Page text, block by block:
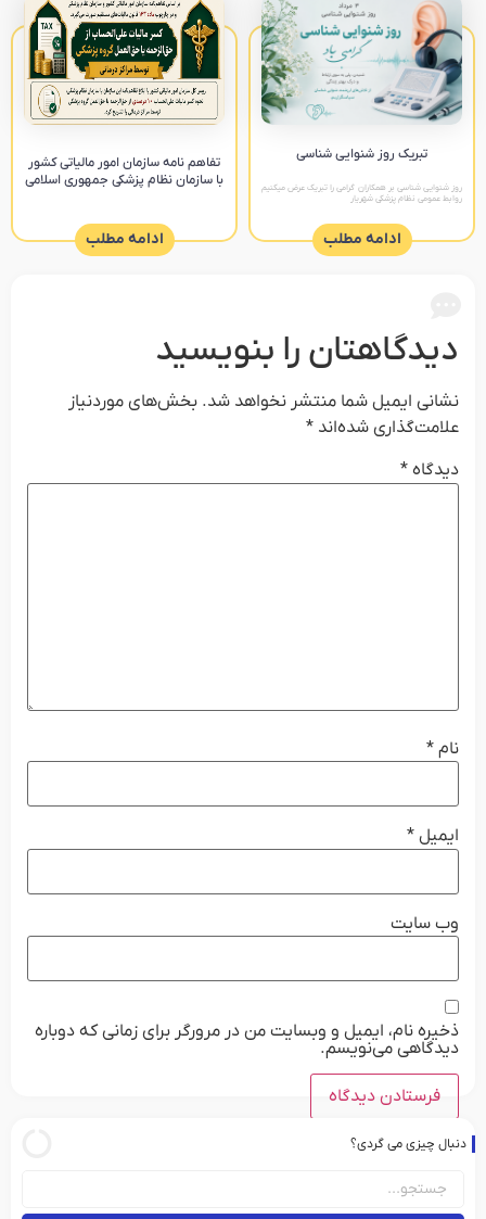
تبریک روز شنوایی شناسی
روز شنوایی شناسی بر همکاران گرامی را تبریک عرض میکنیم
روابط عمومی نظام پزشکی شهریار
ادامه مطلب
تفاهم نامه سازمان امور مالیاتی کشور
با سازمان نظام پزشکی جمهوری اسلامی
ادامه مطلب
دیدگاهتان را بنویسید
نشانی ایمیل شما منتشر نخواهد شد. بخش‌های موردنیاز
علامت‌گذاری شده‌اند *
دیدگاه *
نام *
ایمیل *
وب‌ سایت
ذخیره نام، ایمیل و وبسایت من در مرورگر برای زمانی که دوباره
دیدگاهی می‌نویسم.
دنبال چیزی می گردی؟